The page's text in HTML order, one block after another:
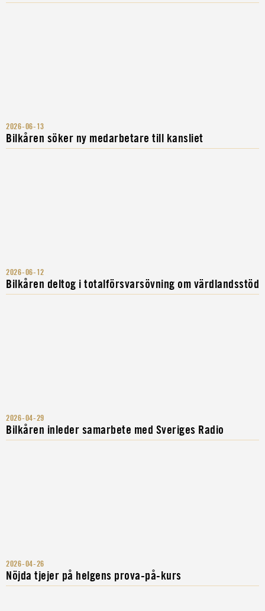
2026-06-13
Bilkåren söker ny medarbetare till kansliet
2026-06-12
Bilkåren deltog i totalförsvarsövning om värdlandsstöd
2026-04-29
Bilkåren inleder samarbete med Sveriges Radio
2026-04-26
Nöjda tjejer på helgens prova-på-kurs